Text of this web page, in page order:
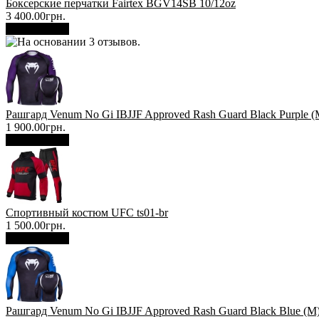
Боксерские перчатки Fairtex BGV14SB 10/12oz
3 400.00грн.
Рашгард Venum No Gi IBJJF Approved Rash Guard Black Purple
1 900.00грн.
Спортивный костюм UFC ts01-br
1 500.00грн.
Рашгард Venum No Gi IBJJF Approved Rash Guard Black Blue